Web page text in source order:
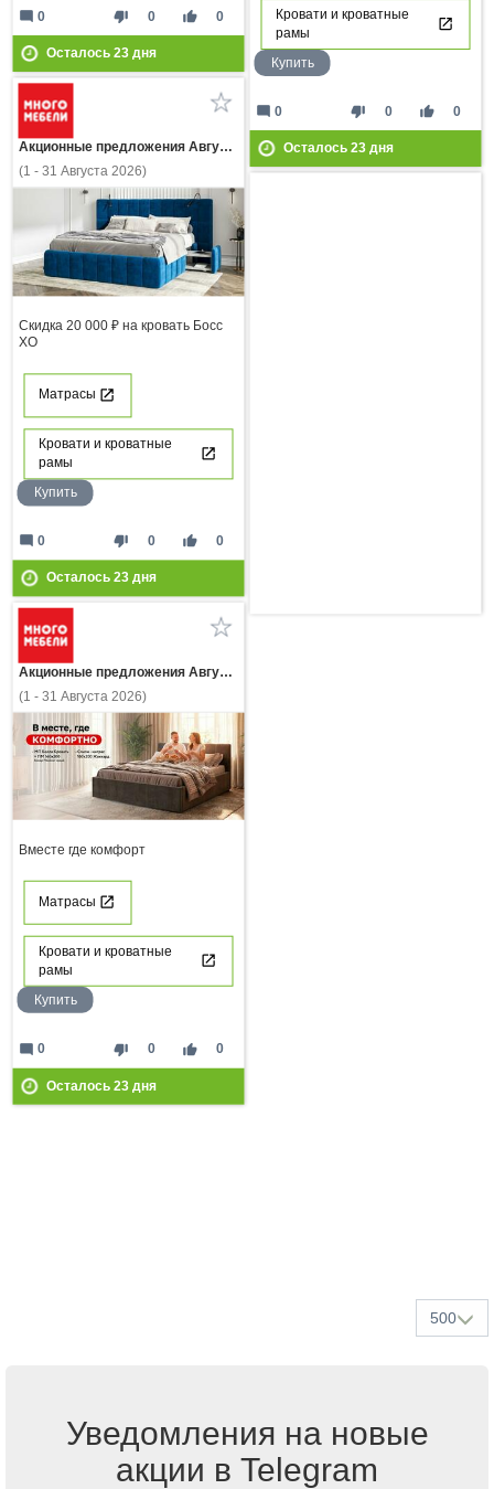
thumb_down 0 thumb_up 0
mode_comment 0
Осталось 23дня
Кровати и кроватные
рамы
Купить
thumb_down 0 thumb_up 0
mode_comment 0
Осталось 23дня
Акционные предложения Августа
(1 - 31 Августа 2026)
Скидка 20 000 ₽ на кровать Босс
ХО
Матрасы
Кровати и кроватные
рамы
Купить
thumb_down 0 thumb_up 0
mode_comment 0
Осталось 23дня
Акционные предложения Августа
(1 - 31 Августа 2026)
Вместе где комфорт
Матрасы
Кровати и кроватные
рамы
Купить
thumb_down 0 thumb_up 0
mode_comment 0
Осталось 23дня
500
Уведомления на новые
акции в Telegram